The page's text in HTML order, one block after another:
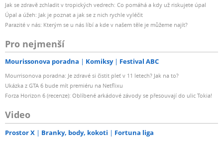
Jak se zdravě zchladit v tropických vedrech: Co pomáhá a kdy už riskujete úpal
Úpal a úžeh: Jak je poznat a jak se z nich rychle vyléčit
Parazité v nás: Kterým se u nás líbí a kde v našem těle je můžeme najít?
Pro nejmenší
Mourissonova poradna Komiksy Festival ABC
Mourrisonova poradna: Je zdravé si čistit pleť v 11 letech? Jak na to?
Ukázka z GTA 6 bude mít premiéru na Netflixu
Forza Horizon 6 (recenze): Oblíbené arkádové závody se přesouvají do ulic Tokia!
Video
Prostor X Branky, body, kokoti Fortuna liga